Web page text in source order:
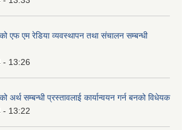
एफ एम रेडिया व्यवस्थापन तथा संचालन सम्बन्धी
- 13:26
अर्थ सम्बन्धी प्रस्तावलाई कार्यान्वयन गर्न बनको विधेयक
- 13:22